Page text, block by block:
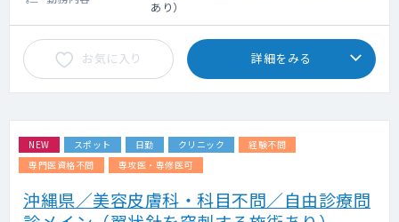
あり）
お気に入り 詳細をみる
NEW スポット 日勤 クリニック
経験不問
専門医資格不問
専攻医・専修医可
沖縄県／美容皮膚科・科目不問／自由診療問